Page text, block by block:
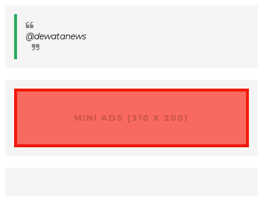
@dewatanews
MINI ADS (310 X 200)